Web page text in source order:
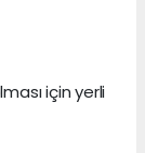
için yerli